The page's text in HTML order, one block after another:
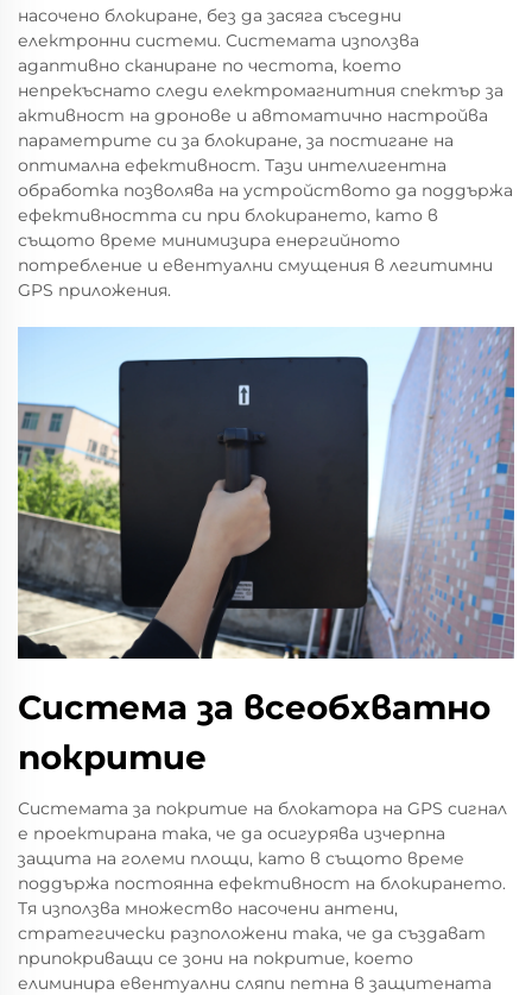
насочено блокиране, без да засяга съседни
електронни системи. Системата използва
адаптивно сканиране по честота, което
непрекъснато следи електромагнитния спектър за
активност на дронове и автоматично настройва
параметрите си за блокиране, за постигане на
оптимална ефективност. Тази интелигентна
обработка позволява на устройството да поддържа
ефективността си при блокирането, като в
същото време минимизира енергийното
потребление и евентуални смущения в легитимни
GPS приложения.
Система за всеобхватно
покритие
Системата за покритие на блокатора на GPS сигнал
е проектирана така, че да осигурява изчерпна
защита на големи площи, като в същото време
поддържа постоянна ефективност на блокирането.
Тя използва множество насочени антени,
стратегически разположени така, че да създават
припокриващи се зони на покритие, което
елиминира евентуални сляпи петна в защитената